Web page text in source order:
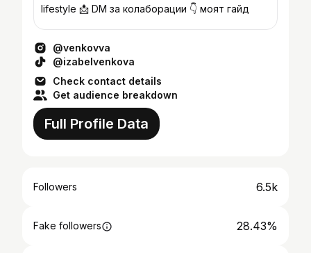
lifestyle 📩 DM за колаборации 👇 моят гайд
@venkovva
@izabelvenkova
Check contact details
Get audience breakdown
Full Profile Data
Followers 6.5k
Fake followers 28.43%